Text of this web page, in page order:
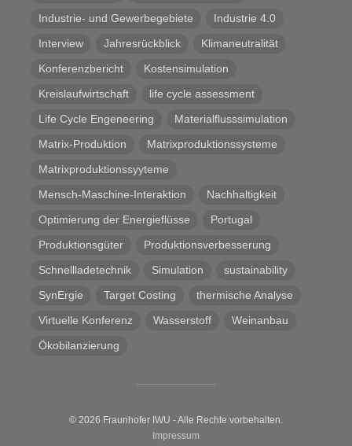
Industrie- und Gewerbegebiete
Industrie 4.0
Interview
Jahresrückblick
Klimaneutralität
Konferenzbericht
Kostensimulation
Kreislaufwirtschaft
life cycle assessment
Life Cycle Engeneering
Materialflusssimulation
Matrix-Produktion
Matrixproduktionssysteme
Matrixproduktionssyyteme
Mensch-Maschine-Interaktion
Nachhaltigkeit
Optimierung der Energieflüsse
Portugal
Produktionsgüter
Produktionsverbesserung
Schnellladetechnik
Simulation
sustainability
SynErgie
Target Costing
thermische Analyse
Virtuelle Konferenz
Wasserstoff
Weinanbau
Ökobilanzierung
© 2026 Fraunhofer IWU - Alle Rechte vorbehalten.
Impressum